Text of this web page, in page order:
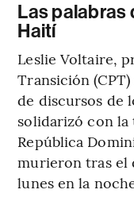
Las palabras
Haití
Leslie Voltaire,
Transición
de discursos de
solidarizó con la
República
murieron tras el
lunes en la